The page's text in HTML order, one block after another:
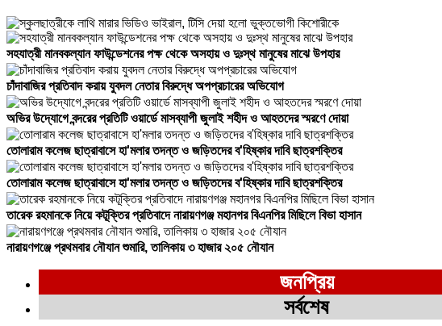
সহযাত্রী মানবকল্যান ফাউন্ডেশনের পক্ষ থেকে অসহায় ও দুঃস্থ মানুষের মাঝে উপহার
চাঁদাবাজির প্রতিবাদ করায় যুবদল নেতার বিরুদ্ধে অপপ্রচারের অভিযোগ
অভির উদ্যোগে বন্দরের প্রতিটি ওয়ার্ডে মাসব্যাপী জুলাই শহীদ ও আহতদের স্মরণে দোয়া
তোলারাম কলেজ ছাত্রাবাসে হা'মলার তদন্ত ও জড়িতদের ব'হিষ্কার দাবি ছাত্রশক্তির
তোলারাম কলেজ ছাত্রাবাসে হা'মলার তদন্ত ও জড়িতদের ব'হিষ্কার দাবি ছাত্রশক্তির
তারেক রহমানকে নিয়ে কটূক্তির প্রতিবাদে নারায়ণগঞ্জ মহানগর বিএনপির মিছিলে বিভা হাসান
নারায়ণগঞ্জে প্রথমবার নৌযান শুমারি, তালিকায় ৩ হাজার ২০৫ নৌযান
জনপ্রিয়
সর্বশেষ